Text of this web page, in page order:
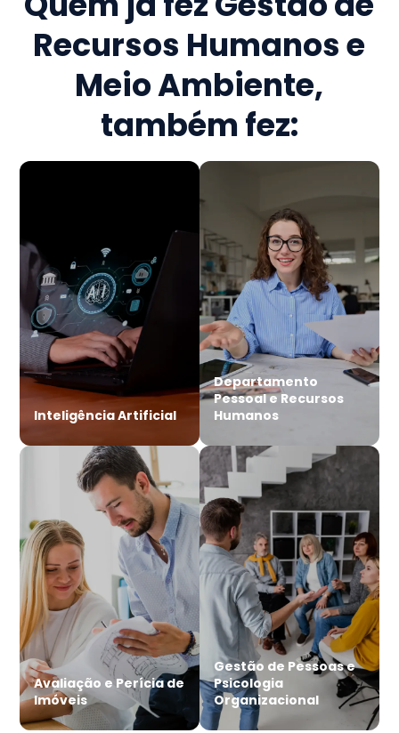
Recursos Humanos e
Meio Ambiente,
também fez:
Inteligência Artificial
Departamento
Pessoal e Recursos
Humanos
Avaliação e Perícia de
Imóveis
Gestão de Pessoas e
Psicologia
Organizacional